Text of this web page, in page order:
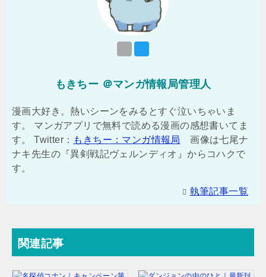
もきちー ＠マンガ情報局管理人
漫画大好き。熱いシーンをみるとすぐ泣いちゃいま
す。 マンガアプリで無料で読める漫画の感想書いてま
す。 Twitter： もきちー：マンガ情報局
画像は七尾ナ
ナキ先生の『異剣戦記ヴェルンディオ』からコハクで
す。
執筆記事一覧
関連記事